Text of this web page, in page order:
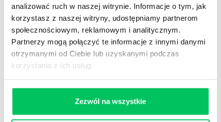
analizować ruch w naszej witrynie. Informacje o tym, jak
korzystasz z naszej witryny, udostępniamy partnerom
społecznościowym, reklamowym i analitycznym.
Partnerzy mogą połączyć te informacje z innymi danymi
otrzymanymi od Ciebie lub uzyskanymi podczas
korzystania z ich usług.
Zezwól na wszystkie
STREFY WIEDZY
WikiGamma,Delegowanie,HR
Autorskie raporty, wartościowy know-how, pigułki
wiedzy.